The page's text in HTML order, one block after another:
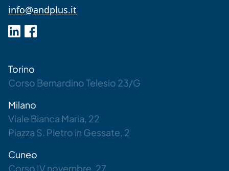
info@andplus.it
Visita il profilo LinkedIn
Visita il profilo Facebook
Torino
Corso Bernardino Telesio 23/G
Milano
Viale Bianca Maria, 22
Piazza S. Pietro in Gessate, 2
Cuneo
Corso IV novembre, 27